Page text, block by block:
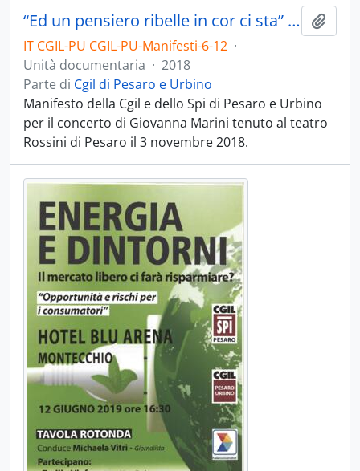
“Ed un pensiero ribelle in cor ci sta” - 2018
IT CGIL-PU CGIL-PU-Manifesti-6-12 ·
Unità documentaria · 2018
Parte di Cgil di Pesaro e Urbino
Manifesto della Cgil e dello Spi di Pesaro e Urbino
per il concerto di Giovanna Marini tenuto al teatro
Rossini di Pesaro il 3 novembre 2018.